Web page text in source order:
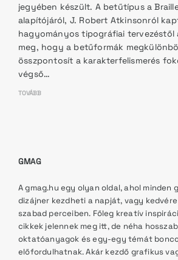
jegyében készült. A betűtípus a
alapítójáról, J. Robert Atkinsonról
hagyományos tipográfiai tervezéstől
meg, hogy a betűformák
összpontosít a karakterfelismerés
végső…
TOVÁBB
GMAG
A gmag.hu egy olyan oldal, ahol minden
dizájner kezdheti a napját, vagy
szabad perceiben. Főleg kreatív
cikkek jelennek meg itt, de néha
oktatóanyagok és egy-egy témát
előfordulhatnak. Akár kezdő grafikus